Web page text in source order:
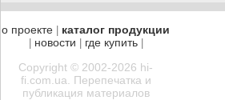
о проекте каталог продукции
новости где купить|
Copyright © 2002-2026 hi-
fi.com.ua. Перепечатка и
публикация материалов